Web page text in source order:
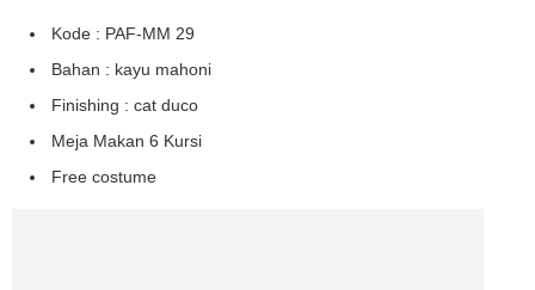
Kode : PAF-MM 29
Bahan : kayu mahoni
Finishing : cat duco
Meja Makan 6 Kursi
Free costume